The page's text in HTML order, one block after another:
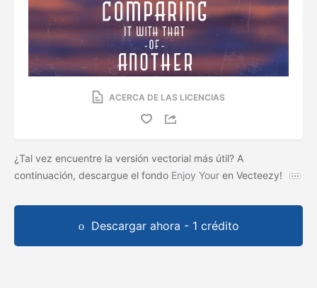
ACERCA DE LAS LICENCIAS
¿Tal vez encuentre la versión vectorial más útil? A
continuación, descargue el fondo Enjoy Your en Vecteezy!
Descargar ahora - 1 crédito